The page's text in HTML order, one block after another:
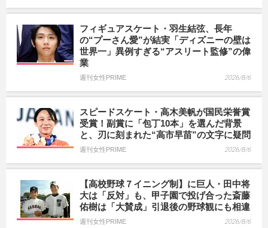
フィギュアスケート・羽生結弦、長年
の“プーさん愛”が結実「ディズニーの壁は
世界一」異例すぎる“アスリート監修”の偉
業
週刊女性PRIME 2026/8/6
スピードスケート・高木美帆が国民栄誉賞
受賞！副賞に「包丁10本」を選んだ背景
と、刃に刻まれた“高市早苗”の文字に疑問
週刊女性PRIME 2026/8/6
【高校野球７イニング制】に巨人・田中将
大は「反対」も、甲子園で投げ合った斎藤
佑樹は「大賛成」引退後の野球観にも相違
週刊女性PRIME 2026/8/6